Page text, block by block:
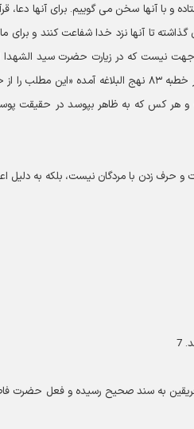
و با آن‏ها سخن مى‏ گوييم. براى آن‏ها دعا،
گذاشته تا آن‏ها نزد خدا شفاعت كنند و براى
جهت نيست كه در زيارت حضرت سيد الشهدا
حسين عليه السلام آمده است: «شهادت مى ‏دهم كه كلام مرا مى ‏شنوى و جواب مرا مى ‏دهى،3 يا در خطبه ۸۳ نهج البلاغه آمده «اين
و هر كس كه به ظاهر بپوسد در حقيقت
و حرف زدن با مردگان نيست، بلكه به دليل
7
فريقين به‏ سند صحيح رسيده و فعل حضرت